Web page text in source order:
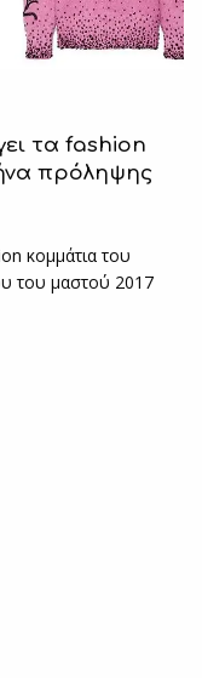
τα fashion
πρόληψης
κομμάτια του
του μαστού 2017